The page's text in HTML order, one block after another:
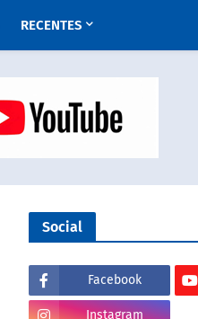
RECENTES
Social
Facebook
Instagram